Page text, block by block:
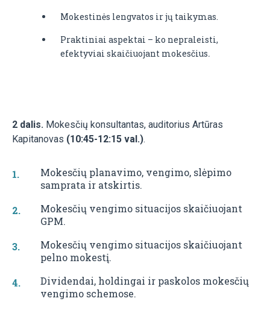
Mokestinės lengvatos ir jų taikymas.
Praktiniai aspektai – ko nepraleisti,
efektyviai skaičiuojant mokesčius.
2 dalis. Mokesčių konsultantas, auditorius Artūras
Kapitanovas (10:45-12:15 val.).
Mokesčių planavimo, vengimo, slėpimo
samprata ir atskirtis.
Mokesčių vengimo situacijos skaičiuojant
GPM.
Mokesčių vengimo situacijos skaičiuojant
pelno mokestį.
Dividendai, holdingai ir paskolos mokesčių
vengimo schemose.